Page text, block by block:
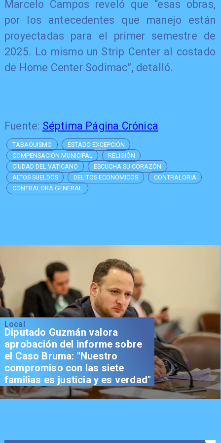
Marcelo Campos reveló que “esas obras,
por los antecedentes que manejo están
proyectadas para el primer semestre de
2025. Lo mismo un Strip Center al costado
de Home Center Sodimac”, detalló.
Fuente: Séptima Página Crónica
TABAQUISMO
ESTADO EXCEPCIÓN
COMPENSACIÓN MUNICIPAL
RELIGIÓN
CIUDAD DEL VATICANO
ESCUCHA SU CORAZÓN
ALTOS SUELDOS
DELITOS ECONÓMICOS
CONTRALORIA
CONTRALORA GENERAL
Local
Diputado Guzmán valora
aprobación del informe sobre
el Caso Bruma: "Nuestro
compromiso con las siete
familias es justicia y es verdad"